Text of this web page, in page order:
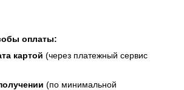
оплаты:
картой (через платежный сервис
(по минимальной